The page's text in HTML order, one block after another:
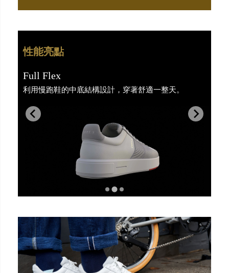
性能亮點
Noiseless
幾乎不會發出擾人聲響
性能亮點
Full Flex
利用慢跑鞋的中底結構設計，穿著舒適一整天。
性能亮點
German Craftmanship
全系列由領先全球的鞋款實驗室於德國設計製造